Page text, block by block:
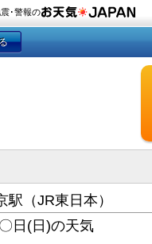
･警報の
駅（JR東日本）
日(日)の天気